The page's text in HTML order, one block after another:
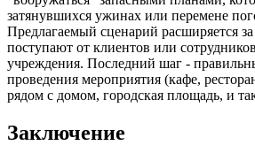
затянувшихся ужинах или перемене
Предлагаемый сценарий расширяется
поступают от клиентов или
учреждения. Последний шаг -
проведения мероприятия (кафе,
рядом с домом, городская площадь, и
Заключение